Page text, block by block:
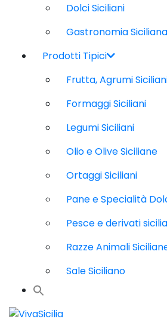
Dolci Siciliani
Gastronomia Siciliana
Prodotti Tipici
Frutta, Agrumi
Formaggi Siciliani
Legumi Siciliani
Olio e Olive Siciliane
Ortaggi Siciliani
Pane e Specialità
Pesce e derivati
Razze Animali
Sale Siciliano